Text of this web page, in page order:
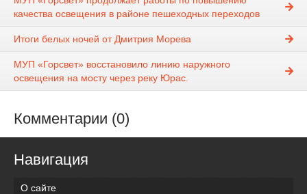
качества освещения в районе пешеходных переходов
Итоги белых ночей от Дмитрия Морева
МУП «Горсвет» восстановило линию наружного
освещения на мосту через реку Юрас.
Комментарии (0)
Навигация
О сайте